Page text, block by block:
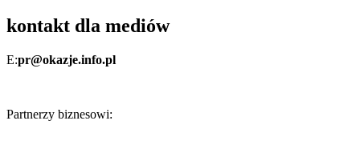
kontakt dla mediów
E:pr@okazje.info.pl
Partnerzy biznesowi: